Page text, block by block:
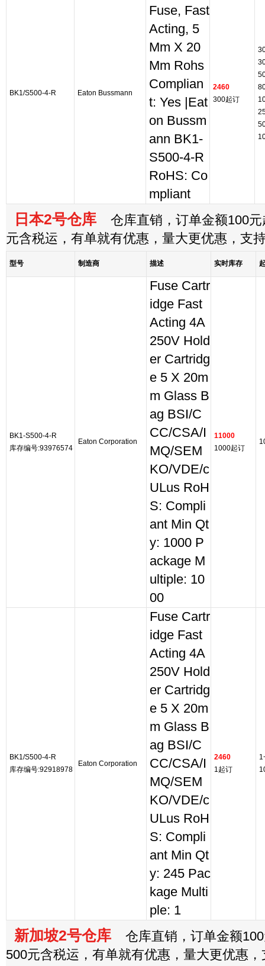
BK1/S500-4-R Eaton Bussmann
Fuse, Fast
Acting, 5
Mm X 20
Mm Rohs
Complian
t: Yes |Eat
on Bussm
ann BK1-
S500-4-R
RoHS: Co
mpliant
2460
300起订
日本2号仓库 仓库直销，订单金额100元
元含税运，有单就有优惠，量大更优惠，支
型号 制造商 描述 实时库存
BK1-S500-4-R
库存编号:93976574
Eaton Corporation
Fuse Cartr
idge Fast
Acting 4A
250V Hold
er Cartridg
e 5 X 20m
m Glass B
ag BSI/C
CC/CSA/I
MQ/SEM
KO/VDE/c
ULus RoH
S: Compli
ant Min Qt
y: 1000 P
ackage M
ultiple: 10
00
11000
1000起订
BK1/S500-4-R
库存编号:92918978
Eaton Corporation
Fuse Cartr
idge Fast
Acting 4A
250V Hold
er Cartridg
e 5 X 20m
m Glass B
ag BSI/C
CC/CSA/I
MQ/SEM
KO/VDE/c
ULus RoH
S: Compli
ant Min Qt
y: 245 Pac
kage Multi
ple: 1
2460
1起订
新加坡2号仓库 仓库直销，订单金额
500元含税运，有单就有优惠，量大更优惠